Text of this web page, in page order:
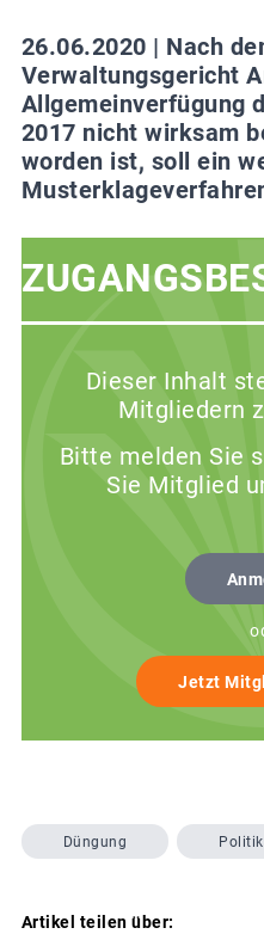
26.06.2020 | Nach
Verwaltungsgericht
Allgemeinverfügung
2017 nicht wirksam
worden ist, soll ein
Dieser Inhalt
Mitgliedern
Bitte melden Sie
Sie Mitglied
Jetzt
Düngung Politik
Artikel teilen über: